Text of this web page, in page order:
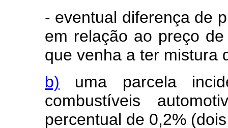
- eventual diferença de
em relação ao preço
que venha a ter mistura
b) uma parcela
combustíveis
percentual de 0,2%